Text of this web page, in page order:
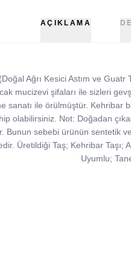
AÇIKLAMA
Ağrı Kesici Astım ve
mucizevi şifaları ile sizleri
sanatı ile örülmüştür. Kehribar
olabilirsiniz. Not: Doğadan
Bunun sebebi ürünün sentetik
Üretildiği Taş; Kehribar Taşı;
Uyumlu;